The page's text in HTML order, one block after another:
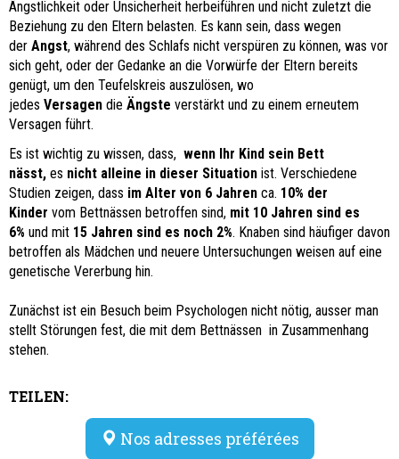
Ängstlichkeit oder Unsicherheit herbeiführen und nicht zuletzt die
Beziehung zu den Eltern belasten. Es kann sein, dass wegen
der Angst, während des Schlafs nicht verspüren zu können, was vor
sich geht, oder der Gedanke an die Vorwürfe der Eltern bereits
genügt, um den Teufelskreis auszulösen, wo
jedes Versagen die Ängste verstärkt und zu einem erneutem
Versagen führt.
Es ist wichtig zu wissen, dass, wenn Ihr Kind sein Bett
nässt, es nicht alleine in dieser Situation ist. Verschiedene
Studien zeigen, dass im Alter von 6 Jahren ca. 10% der
Kinder vom Bettnässen betroffen sind, mit 10 Jahren sind es
6% und mit 15 Jahren sind es noch 2%. Knaben sind häufiger davon
betroffen als Mädchen und neuere Untersuchungen weisen auf eine
genetische Vererbung hin.
Zunächst ist ein Besuch beim Psychologen nicht nötig, ausser man
stellt Störungen fest, die mit dem Bettnässen in Zusammenhang
stehen.
TEILEN:
Nos adresses préférées